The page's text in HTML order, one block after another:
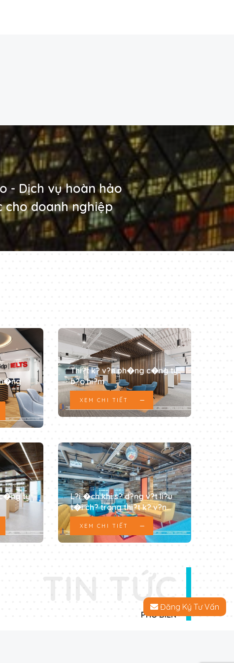
- Dịch vụ hoàn hảo
cho doanh nghiệp
Thi?t k? v?n ph�ng c�ng ty
b?o hi?m
XEM CHI TIẾT
ty
L?i �ch khi s? d?ng v?t li?u
t�i ch? trong thi?t k? v?n
ph�ng
XEM CHI TIẾT
TIN TỨC
PHỔ BIẾN
Đăng Ký Tư Vấn